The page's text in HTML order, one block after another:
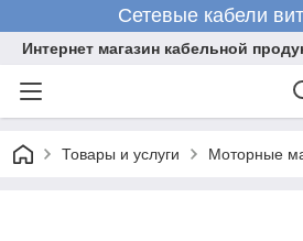
Сетевые кабели
Интернет магазин кабельной
Товары и услуги Моторные